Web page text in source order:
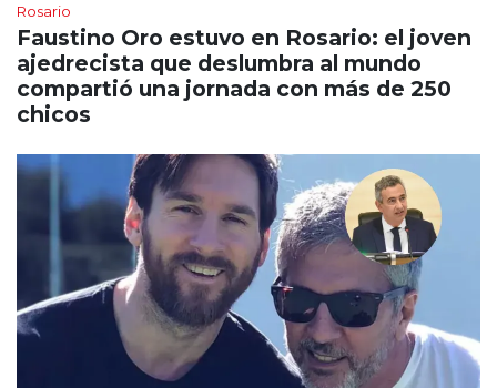
Rosario
Faustino Oro estuvo en Rosario: el joven
ajedrecista que deslumbra al mundo
compartió una jornada con más de 250
chicos